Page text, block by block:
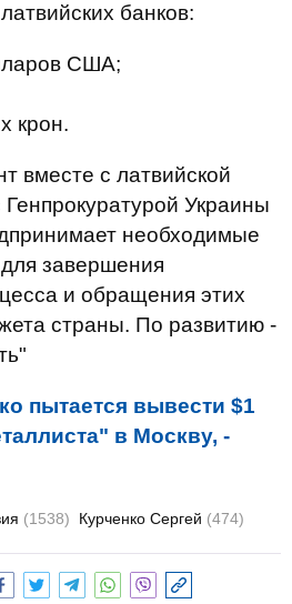
банков:
США;
крон.
вместе с латвийской
Украины
необходимые
завершения
и обращения этих
страны. По развитию -
пытается вывести $1
в Москву, -
(1538) Курченко Сергей (474)